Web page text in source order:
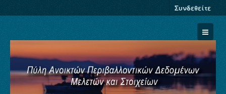
Συνδεθείτε